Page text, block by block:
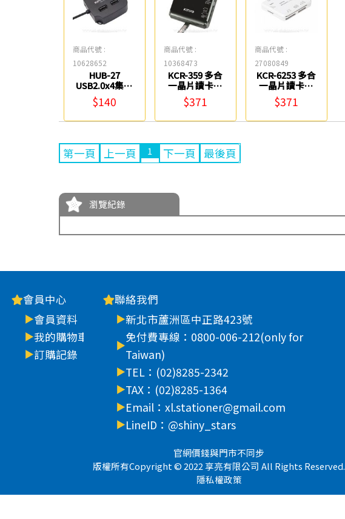
商品代號 :
10628652
HUB-27
USB2.0x4集線
器＋手機支架
KINYO
$140
商品代號 :
10368473
KCR-359 多合
一晶片讀卡機
KINYO
$371
商品代號 :
27080849
KCR-6253 多合
一晶片讀卡機
KINYO
$371
第一頁 上一頁 1 下一頁 最後頁
瀏覽紀錄
會員中心
會員資料
我的購物車
訂購記錄
聯絡我們
新北市蘆洲區中正路423號
免付費專線：0800-006-212(only for
Taiwan)
TEL：(02)8285-2342
TAX：(02)8285-1364
Email：xl.stationer@gmail.com
LineID：@shiny_stars
官網價錢與門市不同步
版權所有Copyright © 2022 享亮有限公司 All Rights Reserved.
隱私權政策